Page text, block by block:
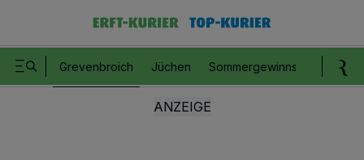
Grevenbroich Jüchen Sommergewinnspiel